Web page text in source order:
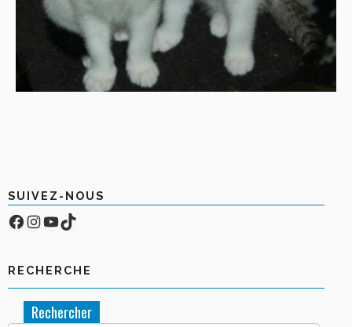
SUIVEZ-NOUS
Facebook
Compte Instagram
YouTube
TikTok
RECHERCHE
Rechercher :